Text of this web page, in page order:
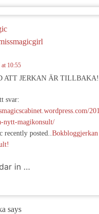
10:55
ATT JERKAN ÄR
svar:
nytt-magikonsult/
recently posted..
in …
says